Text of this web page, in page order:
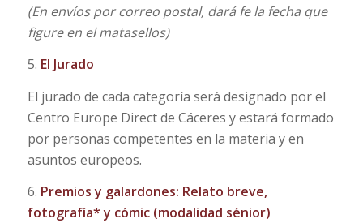
(En envíos por correo postal, dará fe la fecha que
figure en el matasellos)
5. El Jurado
El jurado de cada categoría será designado por el
Centro Europe Direct de Cáceres y estará formado
por personas competentes en la materia y en
asuntos europeos.
6. Premios y galardones: Relato breve,
fotografía* y cómic (modalidad sénior)